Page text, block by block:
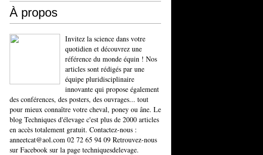
À propos
Invitez la science dans votre
quotidien et découvrez une
référence du monde équin ! Nos
articles sont rédigés par une
équipe pluridisciplinaire
innovante qui propose également
des conférences, des posters, des ouvrages... tout
pour mieux connaître votre cheval, poney ou âne. Le
blog Techniques d'élevage c'est plus de 2000 articles
en accès totalement gratuit. Contactez-nous :
anneetcat@aol.com 02 72 65 94 09 Retrouvez-nous
sur Facebook sur la page techniquesdelevage.